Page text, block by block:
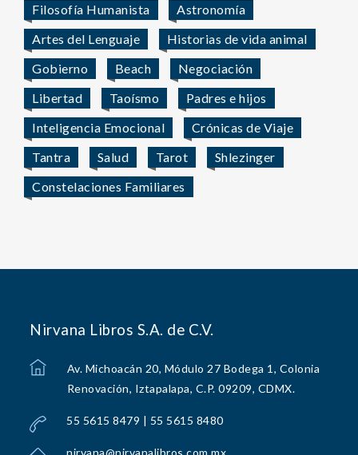
Filosofía Humanista
Astronomía
Artes del Lenguaje
Historias de vida animal
Gobierno
Beach
Negociación
Libertad
Taoísmo
Padres e hijos
Inteligencia Emocional
Crónicas de Viaje
Tantra
Salud Tarot
Shlezinger
Constelaciones Familiares
Nirvana Libros S.A. de C.V.
Av. Michoacán 20, Módulo 27 Bodega 1, Colonia
Renovación, Iztapalapa, C.P. 09209, CDMX.
55 5615 8479 | 55 5615 8480
nirvana@nirvanalibros.com.mx